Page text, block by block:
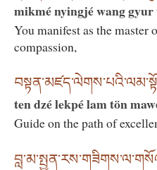
mikmé nyingjé wang
You manifest as the master
compassion,
ten dzé lekpé lam tön
Guide on the path of